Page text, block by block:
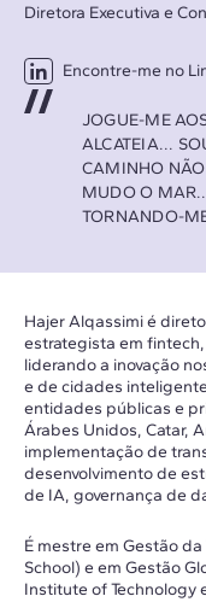
Diretora Executiva e
Encontre-me no
JOGUE-ME
ALCATEIA...
CAMINHO
MUDO O
TORNANDO-
Hajer Alqassimi é
estrategista em
liderando a inovação
e de cidades
entidades públicas e
Árabes Unidos, Catar,
implementação de
desenvolvimento de
de IA, governança de
É mestre em Gestão
School) e em Gestão
Institute of Technology